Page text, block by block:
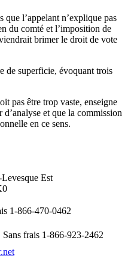
l’appelant n’explique pas
du comté et l’imposition de
brimer le droit de vote
de superficie, évoquant trois
pas être trop vaste, enseigne
et que la commission
en ce sens.
Est
1-866-470-0462
frais 1-866-923-2462